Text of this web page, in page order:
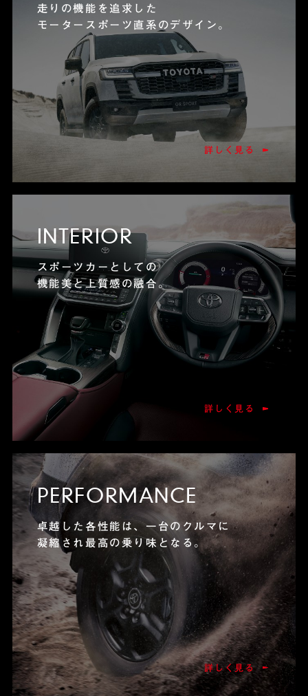
走りの機能を追求した
モータースポーツ直系のデザイン。
詳しく見る
INTERIOR
スポーツカーとしての
機能美と上質感の融合。
詳しく見る
PERFORMANCE
卓越した各性能は、一台のクルマに
凝縮され最高の乗り味となる。
詳しく見る